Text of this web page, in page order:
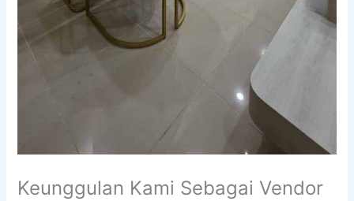
Keunggulan Kami Sebagai Vendor